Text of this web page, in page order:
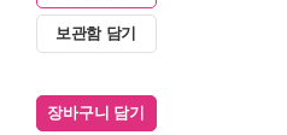
보관함 담기
장바구니 담기